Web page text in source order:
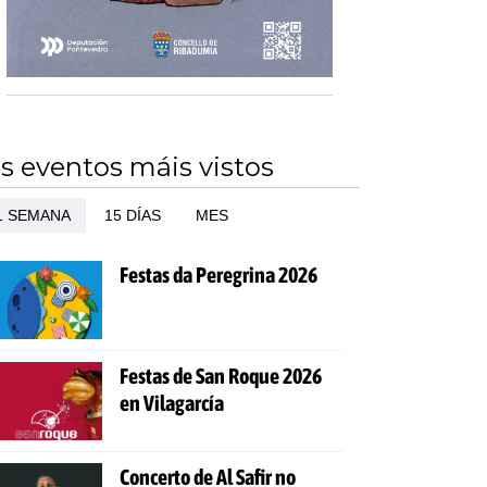
eventos máis vistos
SEMANA 15 DÍAS MES
Festas da Peregrina 2026
Festas de San Roque 2026
en Vilagarcía
Concerto de Al Safir no